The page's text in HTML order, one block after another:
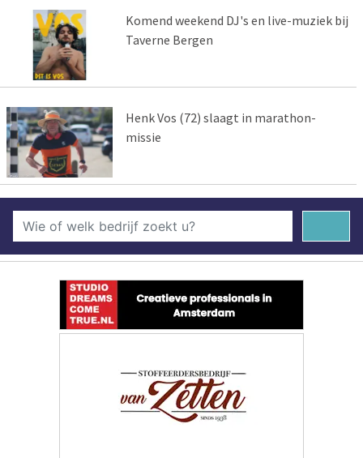
Komend weekend DJ's en live-muziek bij
Taverne Bergen
Henk Vos (72) slaagt in marathon-
missie